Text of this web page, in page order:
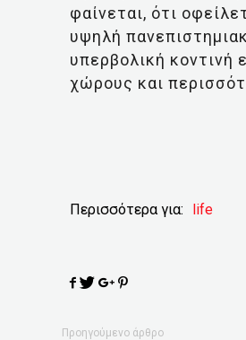
φαίνεται, ότι
υψηλή
υπερβολική κοντινή
χώρους και
Περισσότερα για: life
Προηγούμενο άρθρο